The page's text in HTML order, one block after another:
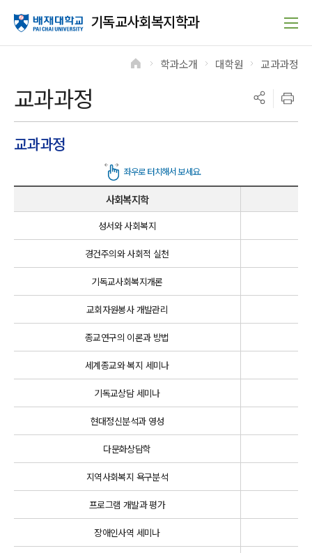
기독교사회복지학과
교과과정
학과소개 대학원 교과과정
교과과정
사회복지학
성서와 사회복지
경건주의와 사회적 실천
기독교사회복지개론
교회자원봉사 개발관리
종교연구의 이론과 방법
세계종교와 복지 세미나
기독교상담 세미나
현대정신분석과 영성
다문화상담학
지역사회복지 욕구분석
프로그램 개발과 평가
장애인사역 세미나